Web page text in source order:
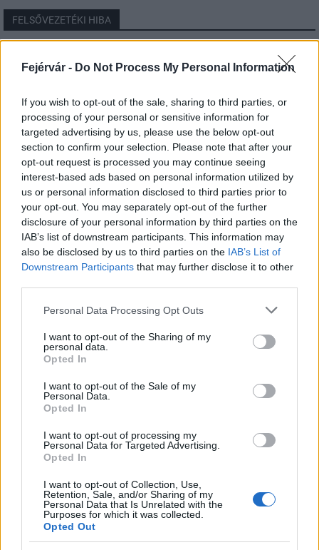
Fejérvár - Do Not Process My Personal Information
If you wish to opt-out of the sale, sharing to third parties, or
processing of your personal or sensitive information for
targeted advertising by us, please use the below opt-out
section to confirm your selection. Please note that after your
opt-out request is processed you may continue seeing
interest-based ads based on personal information utilized by
us or personal information disclosed to third parties prior to
your opt-out. You may separately opt-out of the further
disclosure of your personal information by third parties on the
IAB’s list of downstream participants. This information may
also be disclosed by us to third parties on the IAB’s List of
Downstream Participants that may further disclose it to other
Please note that this website/app uses one or more Google
not limited to your visit or usage behaviour. You may click to
grant or deny consent to Google and its third-party tags to
use your data for below specified purposes in below Google
consent section.
Personal Data Processing Opt Outs
I want to opt-out of the Sharing of my
personal data.
Opted In
I want to opt-out of the Sale of my
Personal Data.
Opted In
I want to opt-out of processing my
Personal Data for Targeted Advertising.
Opted In
I want to opt-out of Collection, Use,
Retention, Sale, and/or Sharing of my
Personal Data that Is Unrelated with the
Purposes for which it was collected.
Opted Out
FELSŐVEZETÉKI HIBA
Név
E-mail cím
Feliratkozom a hírlevélre és elfogadom azadatvédelmi
szabályzatot!
FELIRATKOZÁS
másodfokúra csökken a riasztás
Helyi hírek
Bicske vízellátása